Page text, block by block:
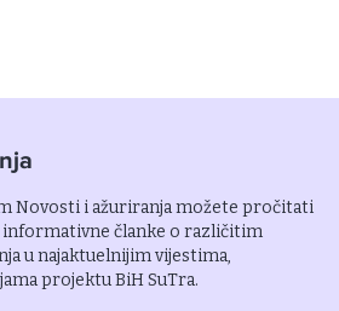
Novosti i ažuriranja možete pročitati
članke o različitim
u najaktuelnijim vijestima,
projektu BiH SuTra.